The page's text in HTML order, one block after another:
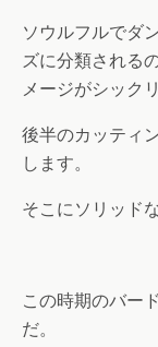
ソウルフルでダ
ズに分類される
メージがシックリ
後半のカッティ
します。
そこにソリッド
この時期のバー
だ。